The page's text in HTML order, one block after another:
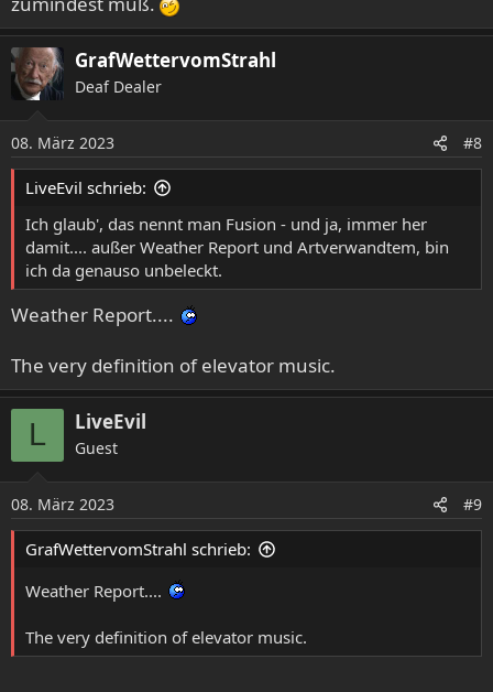
GrafWettervomStrahl
Deaf Dealer
08. März 2023 #8
LiveEvil schrieb:
Ich glaub', das nennt man Fusion - und ja, immer her
damit.... außer Weather Report und Artverwandtem, bin
ich da genauso unbeleckt.
Weather Report....
The very definition of elevator music.
L LiveEvil
Guest
08. März 2023 #9
GrafWettervomStrahl schrieb:
Weather Report....
The very definition of elevator music.